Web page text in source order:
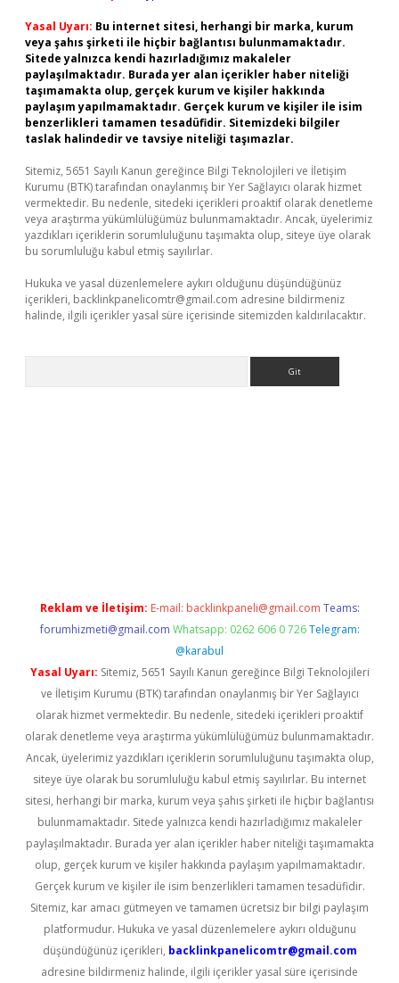
Yasal Uyarı: Bu internet sitesi, herhangi bir marka, kurum
veya şahıs şirketi ile hiçbir bağlantısı bulunmamaktadır.
Sitede yalnızca kendi hazırladığımız makaleler
paylaşılmaktadır. Burada yer alan içerikler haber niteliği
taşımamakta olup, gerçek kurum ve kişiler hakkında
paylaşım yapılmamaktadır. Gerçek kurum ve kişiler ile isim
benzerlikleri tamamen tesadüfidir. Sitemizdeki bilgiler
taslak halindedir ve tavsiye niteliği taşımazlar.
Sitemiz, 5651 Sayılı Kanun gereğince Bilgi Teknolojileri ve İletişim
Kurumu (BTK) tarafından onaylanmış bir Yer Sağlayıcı olarak hizmet
vermektedir. Bu nedenle, sitedeki içerikleri proaktif olarak denetleme
veya araştırma yükümlülüğümüz bulunmamaktadır. Ancak, üyelerimiz
yazdıkları içeriklerin sorumluluğunu taşımakta olup, siteye üye olarak
bu sorumluluğu kabul etmiş sayılırlar.
Hukuka ve yasal düzenlemelere aykırı olduğunu düşündüğünüz
içerikleri, backlinkpanelicomtr@gmail.com adresine bildirmeniz
halinde, ilgili içerikler yasal süre içerisinde sitemizden kaldırılacaktır.
Reklam ve İletişim: E-mail: backlinkpaneli@gmail.com Teams:
forumhizmeti@gmail.com Whatsapp: 0262 606 0 726 Telegram:
@karabul
Yasal Uyarı: Sitemiz, 5651 Sayılı Kanun gereğince Bilgi Teknolojileri
ve İletişim Kurumu (BTK) tarafından onaylanmış bir Yer Sağlayıcı
olarak hizmet vermektedir. Bu nedenle, sitedeki içerikleri proaktif
olarak denetleme veya araştırma yükümlülüğümüz bulunmamaktadır.
Ancak, üyelerimiz yazdıkları içeriklerin sorumluluğunu taşımakta olup,
siteye üye olarak bu sorumluluğu kabul etmiş sayılırlar. Bu internet
sitesi, herhangi bir marka, kurum veya şahıs şirketi ile hiçbir bağlantısı
bulunmamaktadır. Sitede yalnızca kendi hazırladığımız makaleler
paylaşılmaktadır. Burada yer alan içerikler haber niteliği taşımamakta
olup, gerçek kurum ve kişiler hakkında paylaşım yapılmamaktadır.
Gerçek kurum ve kişiler ile isim benzerlikleri tamamen tesadüfidir.
Sitemiz, kar amacı gütmeyen ve tamamen ücretsiz bir bilgi paylaşım
platformudur. Hukuka ve yasal düzenlemelere aykırı olduğunu
düşündüğünüz içerikleri, backlinkpanelicomtr@gmail.com
adresine bildirmeniz halinde, ilgili içerikler yasal süre içerisinde